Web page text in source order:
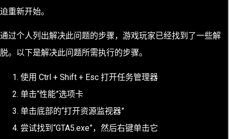
迫重新开始。
通过个人列出解决此问题的步骤，游戏玩家已经找到了一些解
脱。以下是解决此问题所需执行的步骤。
使用 Ctrl + Shift + Esc 打开任务管理器
单击“性能”选项卡
单击底部的“打开资源监视器”
尝试找到“GTA5.exe”，然后右键单击它